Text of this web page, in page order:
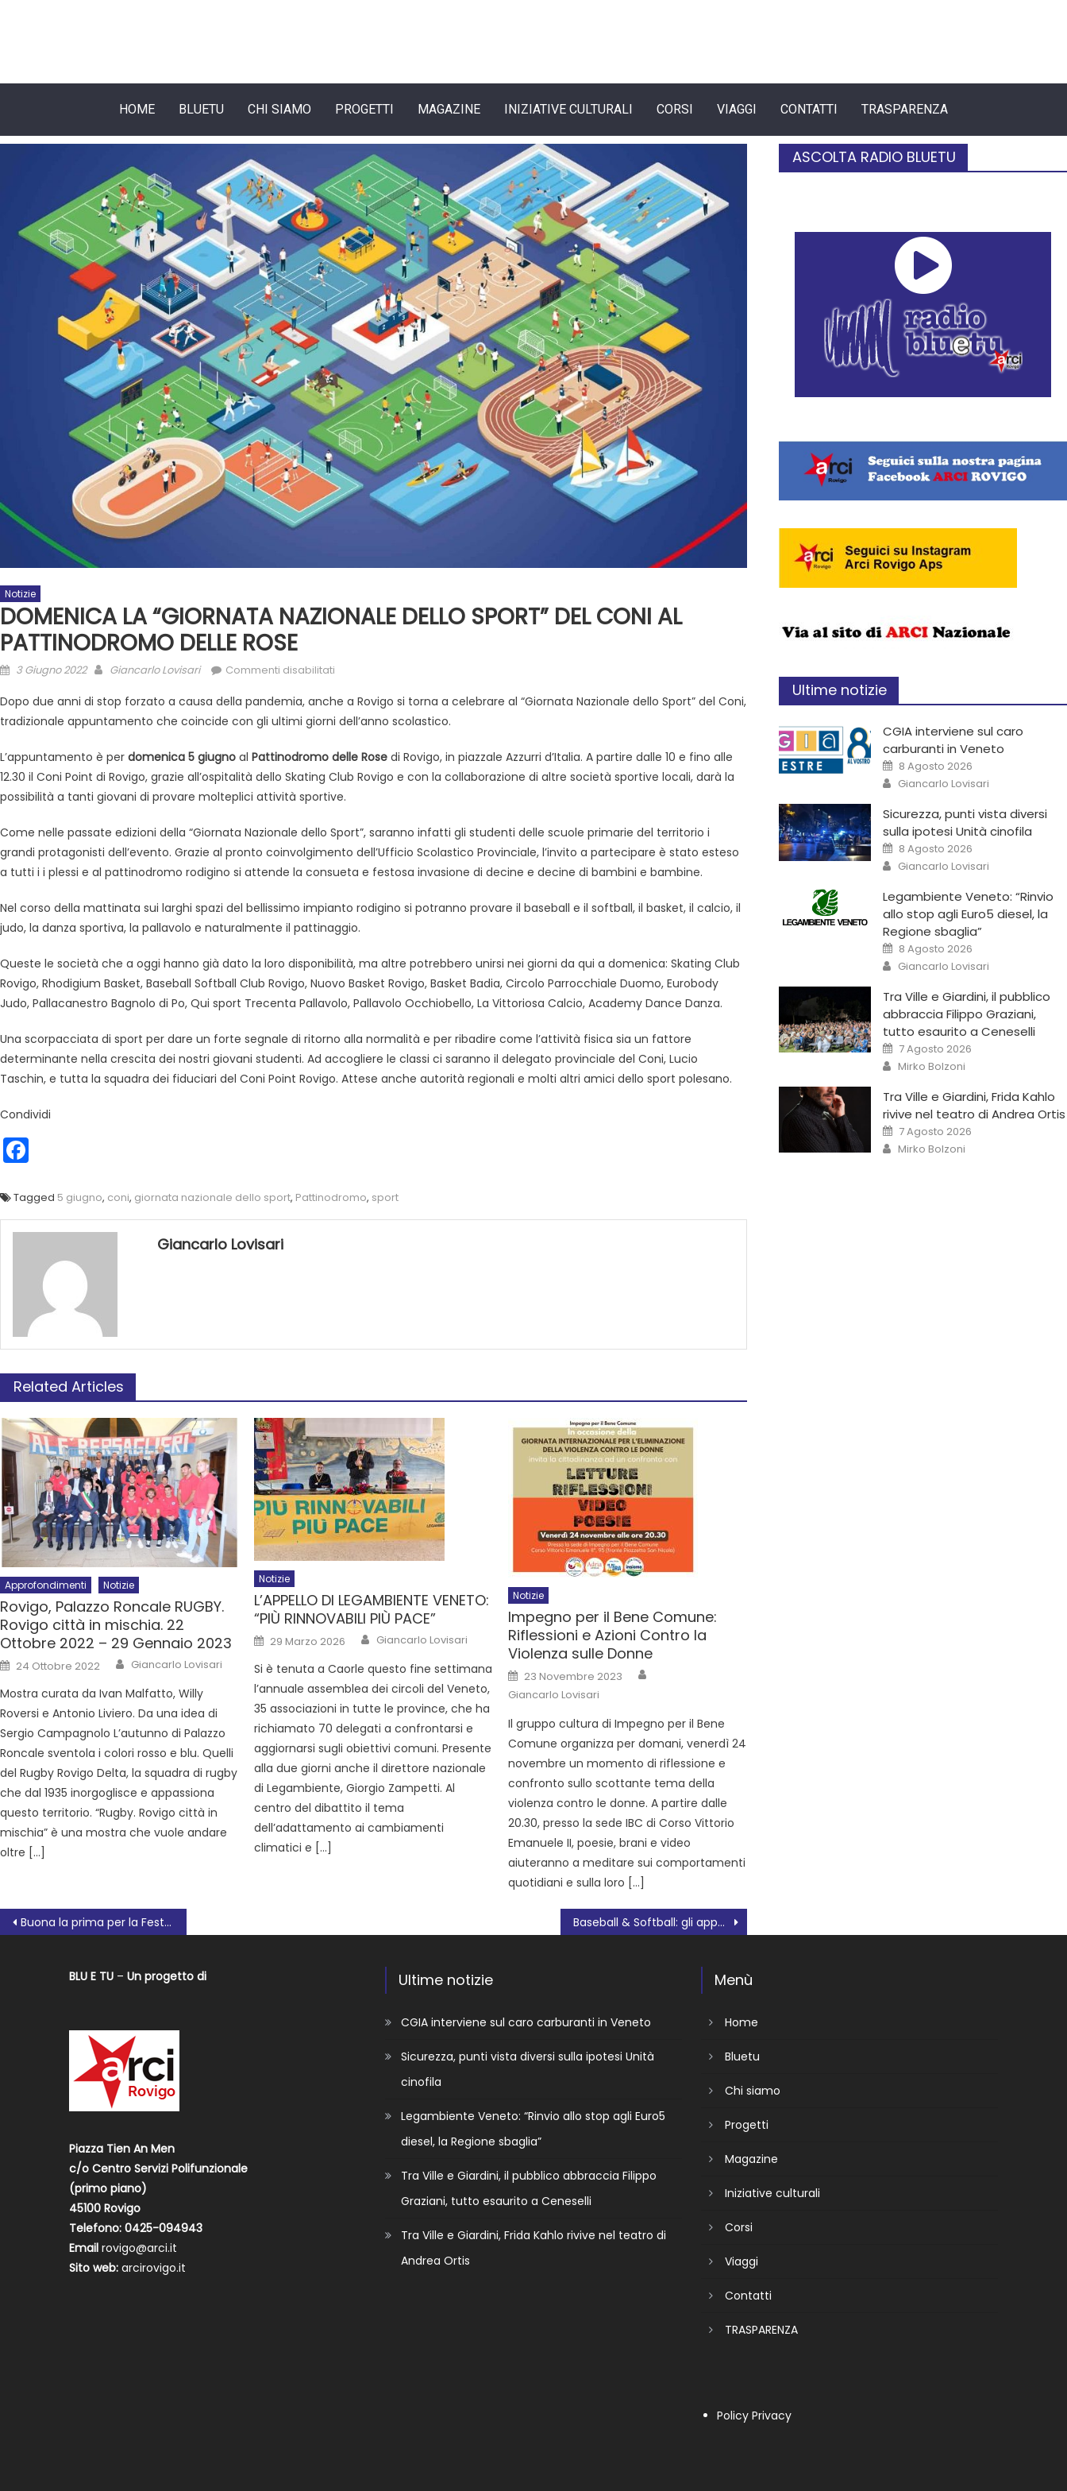
HOME BLUETU CHI SIAMO PROGETTI MAGAZINE INIZIATIVE CULTURALI CORSI VIAGGI CONTATTI TRASPARENZA
Notizie
DOMENICA LA “GIORNATA NAZIONALE DELLO SPORT” DEL CONI AL
PATTINODROMO DELLE ROSE
3 Giugno 2022 Giancarlo Lovisari Commenti disabilitati
Dopo due anni di stop forzato a causa della pandemia, anche a Rovigo si torna a celebrare al “Giornata Nazionale dello Sport” del Coni,
tradizionale appuntamento che coincide con gli ultimi giorni dell’anno scolastico.
L’appuntamento è per domenica 5 giugno al Pattinodromo delle Rose di Rovigo, in piazzale Azzurri d’Italia. A partire dalle 10 e fino alle
12.30 il Coni Point di Rovigo, grazie all’ospitalità dello Skating Club Rovigo e con la collaborazione di altre società sportive locali, darà la
possibilità a tanti giovani di provare molteplici attività sportive.
Come nelle passate edizioni della “Giornata Nazionale dello Sport”, saranno infatti gli studenti delle scuole primarie del territorio i
grandi protagonisti dell’evento. Grazie al pronto coinvolgimento dell’Ufficio Scolastico Provinciale, l’invito a partecipare è stato esteso
a tutti i i plessi e al pattinodromo rodigino si attende la consueta e festosa invasione di decine e decine di bambini e bambine.
Nel corso della mattinata sui larghi spazi del bellissimo impianto rodigino si potranno provare il baseball e il softball, il basket, il calcio, il
judo, la danza sportiva, la pallavolo e naturalmente il pattinaggio.
Queste le società che a oggi hanno già dato la loro disponibilità, ma altre potrebbero unirsi nei giorni da qui a domenica: Skating Club
Rovigo, Rhodigium Basket, Baseball Softball Club Rovigo, Nuovo Basket Rovigo, Basket Badia, Circolo Parrocchiale Duomo, Eurobody
Judo, Pallacanestro Bagnolo di Po, Qui sport Trecenta Pallavolo, Pallavolo Occhiobello, La Vittoriosa Calcio, Academy Dance Danza.
Una scorpacciata di sport per dare un forte segnale di ritorno alla normalità e per ribadire come l’attività fisica sia un fattore
determinante nella crescita dei nostri giovani studenti. Ad accogliere le classi ci saranno il delegato provinciale del Coni, Lucio
Taschin, e tutta la squadra dei fiduciari del Coni Point Rovigo. Attese anche autorità regionali e molti altri amici dello sport polesano.
Condividi
Tagged 5 giugno, coni, giornata nazionale dello sport, Pattinodromo, sport
Giancarlo Lovisari
Related Articles
Approfondimenti Notizie
Rovigo, Palazzo Roncale RUGBY.
Rovigo città in mischia. 22
Ottobre 2022 – 29 Gennaio 2023
24 Ottobre 2022 Giancarlo Lovisari
Mostra curata da Ivan Malfatto, Willy
Roversi e Antonio Liviero. Da una idea di
Sergio Campagnolo L’autunno di Palazzo
Roncale sventola i colori rosso e blu. Quelli
del Rugby Rovigo Delta, la squadra di rugby
che dal 1935 inorgoglisce e appassiona
questo territorio. “Rugby. Rovigo città in
mischia” è una mostra che vuole andare
oltre […]
Notizie
L’APPELLO DI LEGAMBIENTE VENETO:
“PIÙ RINNOVABILI PIÙ PACE”
29 Marzo 2026 Giancarlo Lovisari
Si è tenuta a Caorle questo fine settimana
l’annuale assemblea dei circoli del Veneto,
35 associazioni in tutte le province, che ha
richiamato 70 delegati a confrontarsi e
aggiornarsi sugli obiettivi comuni. Presente
alla due giorni anche il direttore nazionale
di Legambiente, Giorgio Zampetti. Al
centro del dibattito il tema
dell’adattamento ai cambiamenti
climatici e […]
Notizie
Impegno per il Bene Comune:
Riflessioni e Azioni Contro la
Violenza sulle Donne
23 Novembre 2023
Giancarlo Lovisari
Il gruppo cultura di Impegno per il Bene
Comune organizza per domani, venerdì 24
novembre un momento di riflessione e
confronto sullo scottante tema della
violenza contro le donne. A partire dalle
20.30, presso la sede IBC di Corso Vittorio
Emanuele II, poesie, brani e video
aiuteranno a meditare sui comportamenti
quotidiani e sulla loro […]
Buona la prima per la Festa della Repubblica e delle Associazioni Baseball & Softball: gli appuntamenti del week end
ASCOLTA RADIO BLUETU
Ultime notizie
CGIA interviene sul caro
carburanti in Veneto
8 Agosto 2026
Giancarlo Lovisari
Sicurezza, punti vista diversi
sulla ipotesi Unità cinofila
8 Agosto 2026
Giancarlo Lovisari
Legambiente Veneto: “Rinvio
allo stop agli Euro5 diesel, la
Regione sbaglia”
8 Agosto 2026
Giancarlo Lovisari
Tra Ville e Giardini, il pubblico
abbraccia Filippo Graziani,
tutto esaurito a Ceneselli
7 Agosto 2026
Mirko Bolzoni
Tra Ville e Giardini, Frida Kahlo
rivive nel teatro di Andrea Ortis
7 Agosto 2026
Mirko Bolzoni
BLU E TU –Un progetto di
Piazza Tien An Men
c/o Centro Servizi Polifunzionale
(primo piano)
45100 Rovigo
Telefono: 0425-094943
Emailrovigo@arci.it
Sito web:arcirovigo.it
Ultime notizie
CGIA interviene sul caro carburanti in Veneto
Sicurezza, punti vista diversi sulla ipotesi Unità
cinofila
Legambiente Veneto: “Rinvio allo stop agli Euro5
diesel, la Regione sbaglia”
Tra Ville e Giardini, il pubblico abbraccia Filippo
Graziani, tutto esaurito a Ceneselli
Tra Ville e Giardini, Frida Kahlo rivive nel teatro di
Andrea Ortis
Menù
Home
Bluetu
Chi siamo
Progetti
Magazine
Iniziative culturali
Corsi
Viaggi
Contatti
TRASPARENZA
Policy Privacy